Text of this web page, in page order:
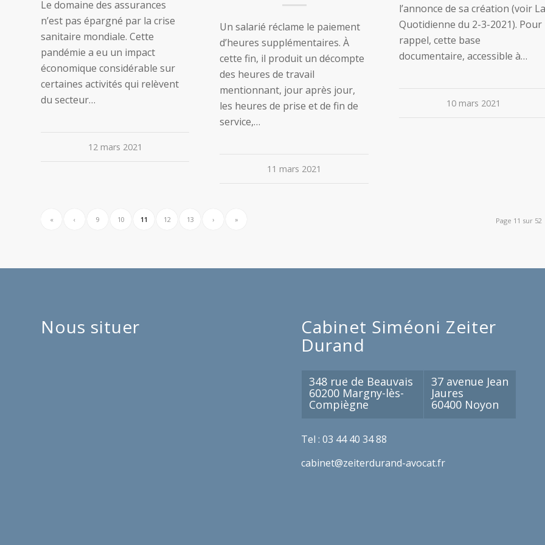
Le domaine des assurances
n’est pas épargné par la crise
sanitaire mondiale. Cette
pandémie a eu un impact
économique considérable sur
certaines activités qui relèvent
du secteur…
12 mars 2021
Un salarié réclame le paiement
d’heures supplémentaires. À
cette fin, il produit un décompte
des heures de travail
mentionnant, jour après jour,
les heures de prise et de fin de
service,…
11 mars 2021
l’annonce de sa création (voir La
Quotidienne du 2-3-2021). Pour
rappel, cette base
documentaire, accessible à…
10 mars 2021
Page 11 sur 52
« ‹ 9 10 11 12 13 › »
Nous situer Cabinet Siméoni Zeiter
Durand
348 rue de Beauvais
60200 Margny-lès-
Compiègne
37 avenue Jean
Jaures
60400 Noyon
Tel : 03 44 40 34 88
cabinet@zeiterdurand-avocat.fr